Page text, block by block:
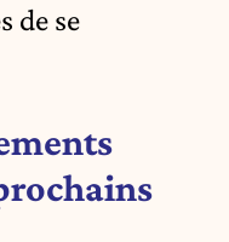
de se